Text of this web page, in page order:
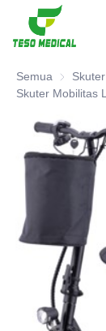
Semua
Produk
Tentang Kami
Berita dan
Basis dan
Mendukung